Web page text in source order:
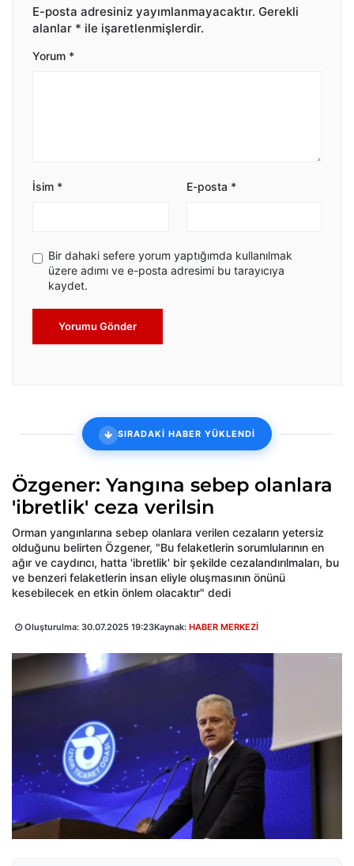
E-posta adresiniz yayımlanmayacaktır. Gerekli
alanlar * ile işaretlenmişlerdir.
Yorum *
İsim * E-posta *
Bir dahaki sefere yorum yaptığımda kullanılmak
üzere adımı ve e-posta adresimi bu tarayıcıya
kaydet.
Yorumu Gönder
SIRADAKİ HABER YÜKLENDİ
Özgener: Yangına sebep olanlara
'ibretlik' ceza verilsin
Orman yangınlarına sebep olanlara verilen cezaların yetersiz
olduğunu belirten Özgener, "Bu felaketlerin sorumlularının en
ağır ve caydırıcı, hatta 'ibretlik' bir şekilde cezalandırılmaları, bu
ve benzeri felaketlerin insan eliyle oluşmasının önünü
kesebilecek en etkin önlem olacaktır" dedi
Oluşturulma: 30.07.2025 19:23Kaynak: HABER MERKEZİ